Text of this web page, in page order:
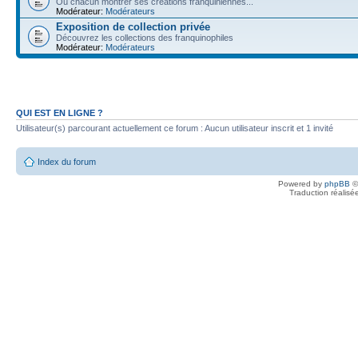
Modérateur: Modérateurs
Exposition de collection privée
Découvrez les collections des franquinophiles
Modérateur: Modérateurs
QUI EST EN LIGNE ?
Utilisateur(s) parcourant actuellement ce forum : Aucun utilisateur inscrit et 1 invité
Index du forum
Powered by phpBB
Traduction